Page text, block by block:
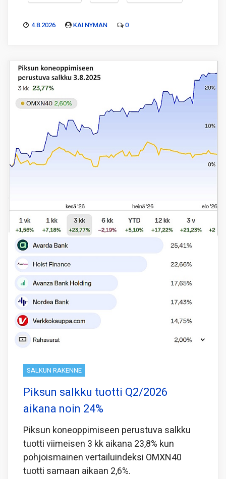
4.8.2026 KAI NYMAN 0
SALKUN RAKENNE
Piksun salkku tuotti Q2/2026
aikana noin 24%
Piksun koneoppimiseen perustuva salkku
tuotti viimeisen 3 kk aikana 23,8% kun
pohjoismainen vertailuindeksi OMXN40
tuotti samaan aikaan 2,6%.